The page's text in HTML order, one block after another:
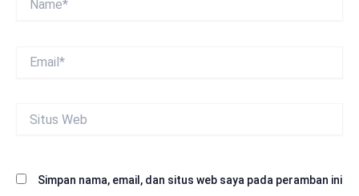
Web
Simpan nama, email, dan situs web saya pada peramban ini